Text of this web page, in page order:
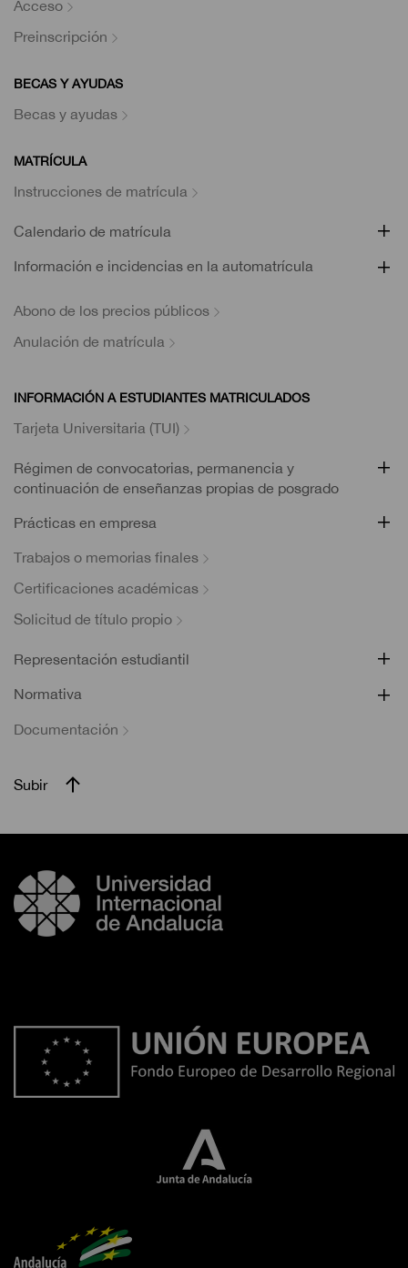
Acceso
Preinscripción
BECAS Y AYUDAS
Becas y ayudas
MATRÍCULA
Instrucciones de matrícula
Calendario de matrícula
Información e incidencias en la automatrícula
Abono de los precios públicos
Anulación de matrícula
INFORMACIÓN A ESTUDIANTES MATRICULADOS
Tarjeta Universitaria (TUI)
Régimen de convocatorias, permanencia y
continuación de enseñanzas propias de posgrado
Prácticas en empresa
Trabajos o memorias finales
Certificaciones académicas
Solicitud de título propio
Representación estudiantil
Normativa
Documentación
Subir